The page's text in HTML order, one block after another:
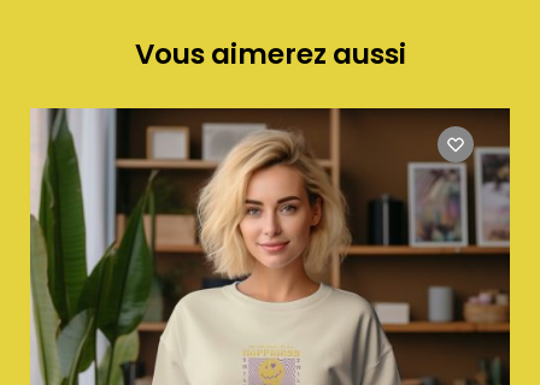
Vous aimerez aussi